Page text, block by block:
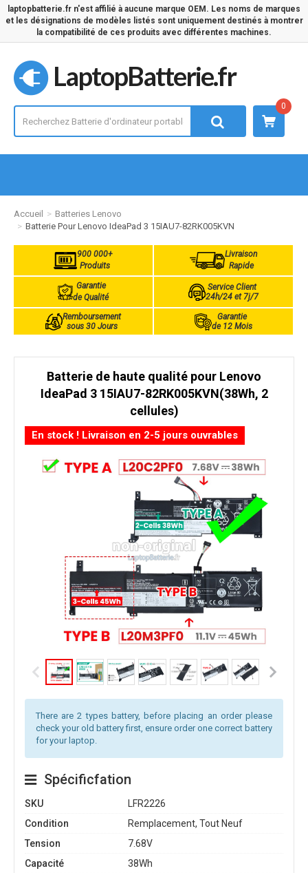
laptopbatterie.fr n'est affilié à aucune marque OEM. Les noms de marques
et les désignations de modèles listés sont uniquement destinés à montrer
la compatibilité de ces produits avec différentes machines.
LaptopBatterie.fr
0
Accueil
Batteries Lenovo
Batterie Pour Lenovo IdeaPad 3 15IAU7-82RK005KVN
900 000+
Produits
Livraison
Rapide
Garantie
de Qualité
Service Client
24h/24 et 7j/7
Remboursement
sous 30 Jours
Garantie
de 12 Mois
Batterie de haute qualité pour Lenovo
IdeaPad 3 15IAU7-82RK005KVN(38Wh, 2
cellules)
En stock ! Livraison en 2-5 jours ouvrables
There are 2 types battery, before placing an order please
check your old battery first, ensure order one correct battery
for your laptop.
Spécificfation
SKU
LFR2226
Condition
Remplacement, Tout Neuf
Tension
7.68V
Capacité
38Wh